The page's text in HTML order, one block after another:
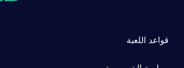
قواعد اللعبة